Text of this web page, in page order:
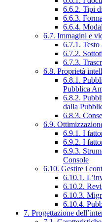
6.6.2. Tipi
6.6.3.
6.6.4.
6.7. Immagini e
6.7.1.
6.7.2.
6.7.3.
6.8. Proprietà
6.8.1.
Pubblica
6.8.2.
dalla
6.8.3.
6.9.
6.9.1. I
6.9.2. I
6.9.3.
Console
6.10. Gestire i
6.10.1.
6.10.2.
6.10.3.
6.10.4.
7. Progettazione